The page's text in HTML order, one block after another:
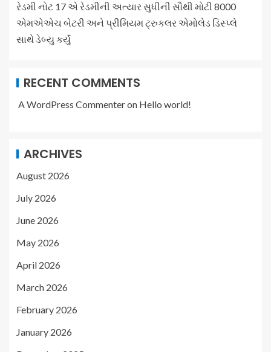
રેડમી નોટ 17 એ રેડમીની અત્યાર સુધીની સૌથી મોટી 8000
એમએએચ બેટરી અને પ્રીમિયમ ટ્રુકલર એમોલેડ ડિસ્પ્લે
સાથે ડેબ્યુ કર્યું
RECENT COMMENTS
A WordPress Commenteron Hello world!
ARCHIVES
August 2026
July 2026
June 2026
May 2026
April 2026
March 2026
February 2026
January 2026